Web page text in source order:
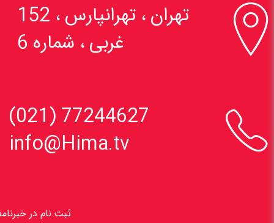

تهران ، تهرانپارس ، 152
غربی ، شماره 6

77244627 (021)
info@Hima.tv
ثبت نام در